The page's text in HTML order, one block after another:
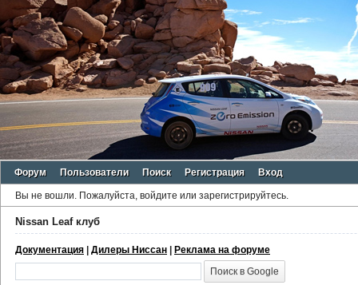
Форум Пользователи Поиск Регистрация Вход
Вы не вошли. Пожалуйста, войдите или зарегистрируйтесь.
Nissan Leaf клуб
Документация | Дилеры Ниссан | Реклама на форуме